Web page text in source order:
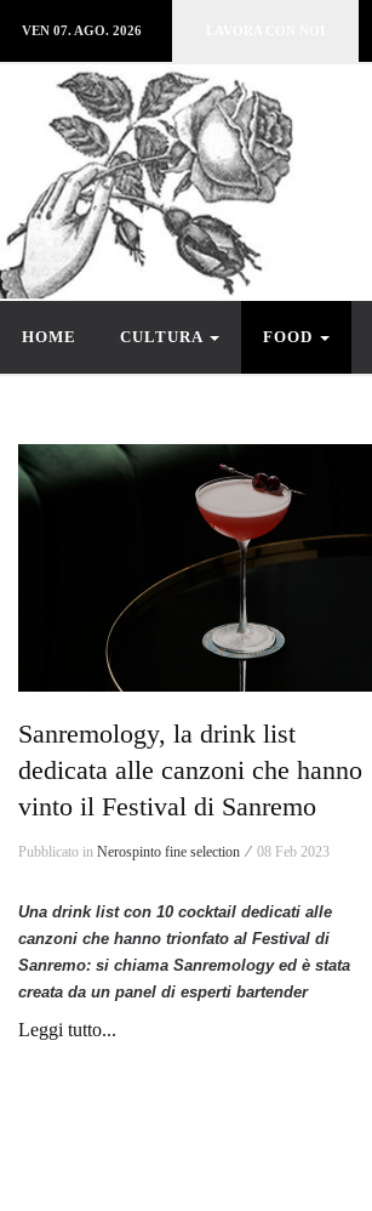
VEN 07. AGO. 2026
HOME CULTURA FOOD
Sanremology, la drink list
dedicata alle canzoni che hanno
vinto il Festival di Sanremo
Pubblicato in Nerospinto fine selection ⁄ 08 Feb 2023
Una drink list con 10 cocktail dedicati alle
canzoni che hanno trionfato al Festival di
Sanremo: si chiama Sanremology ed è stata
creata da un panel di esperti bartender
Leggi tutto...